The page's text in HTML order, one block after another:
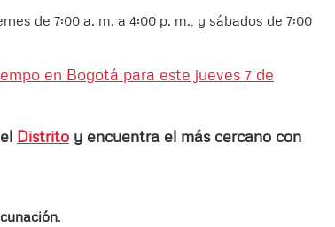
de 7:00 a. m. a 4:00 p. m., y sábados de 7:00
en Bogotá para este jueves 7 de
Distrito y encuentra el más cercano con
.